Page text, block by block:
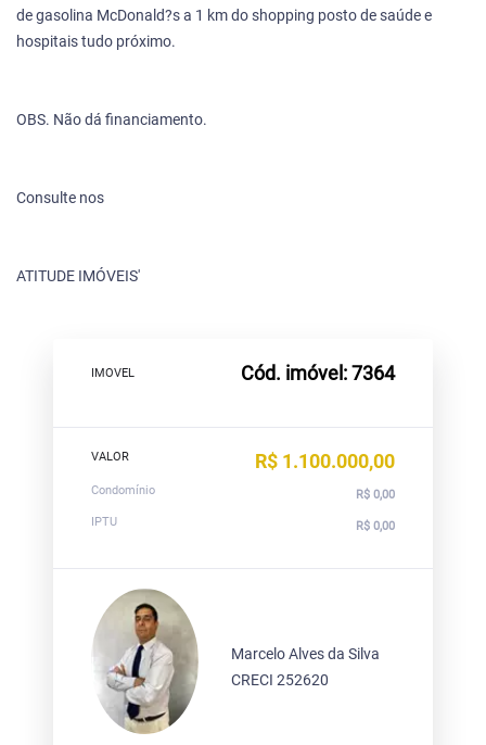
de gasolina McDonald?s a 1 km do shopping posto de saúde e
hospitais tudo próximo.
OBS. Não dá financiamento.
Consulte nos
ATITUDE IMÓVEIS'
IMOVEL Cód. imóvel: 7364
VALOR R$ 1.100.000,00
Condomínio
R$ 0,00
IPTU
R$ 0,00
Marcelo Alves da Silva
CRECI 252620